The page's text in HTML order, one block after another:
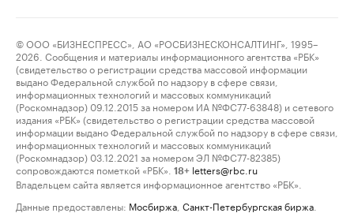
© ООО «БИЗНЕСПРЕСС», АО «РОСБИЗНЕСКОНСАЛТИНГ», 1995–
2026. Сообщения и материалы информационного агентства «РБК»
(свидетельство о регистрации средства массовой информации
выдано Федеральной службой по надзору в сфере связи,
информационных технологий и массовых коммуникаций
(Роскомнадзор) 09.12.2015 за номером ИА №ФС77-63848) и сетевого
издания «РБК» (свидетельство о регистрации средства массовой
информации выдано Федеральной службой по надзору в сфере связи,
информационных технологий и массовых коммуникаций
(Роскомнадзор) 03.12.2021 за номером ЭЛ №ФС77-82385)
сопровождаются пометкой «РБК».
18+ letters@rbc.ru
Владельцем сайта является информационное агентство «РБК».
Данные предоставлены: Мосбиржа Санкт-Петербургская биржа